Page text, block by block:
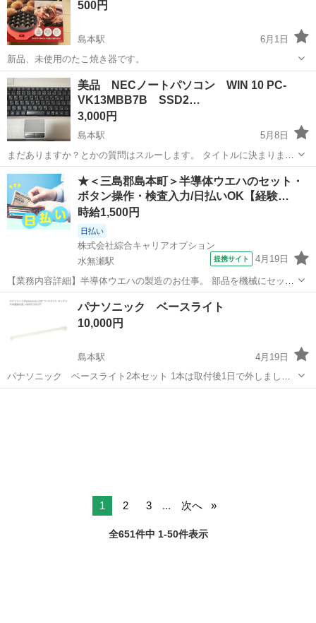
500円
島本駅
6月1日
新品、未使用のたこ焼き器です。
大阪 三島郡 島本駅 キッチン家電
美品 NECノートパソコン WIN 10 PC-
VK13MBB7B SSD2…
3,000円
島本駅
5月8日
まだありますか？とかの質問はスルーします。 タイトルに決まりまし
たがない限りお取引可能です。 美品 NECノートパソコン WIN 10
PC-VK13MBB7B HDDからSDD２４０GBに交換しております。...
大阪 三島郡 島本駅 その他 NEC
★＜三島郡島本町＞半導体ウエハのセット・
ボタン操作・検査入力/日払いOK【経験…
時給1,500円
日払い
株式会社綜合キャリアオプション
水無瀬駅
提携サイト 4月19日
【業務内容詳細】半導体ウエハの製造のお仕事。 部品を機械にセット
しボタン操作や出来たものの検査、 検査結果の入力など。 ・割れやす
くかつ高価な製品および機械を扱います・2～3つの作業を順番に行な
っていただきます(マルチタスク...
大阪 三島郡 水無瀬駅
パナソニック ベースライト
10,000円
島本駅
4月19日
パナソニック ベースライト2本セット 1本は取付後1日で外しまし
た。 （取付跡あり） 1本は開封なし新品です。 パナソニック
1 2 3 ... 次へ
全651件中 1-50件表示